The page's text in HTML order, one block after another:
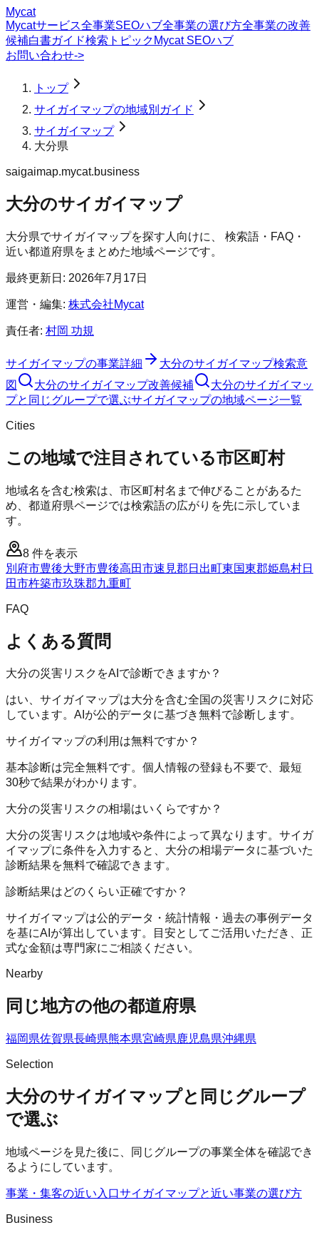
Mycat
Mycatサービス全事業SEOハブ全事業の選び方全事業の改善
候補白書ガイド検索トピック Mycat SEOハブ
お問い合わせ->
トップ
サイガイマップの地域別ガイド
サイガイマップ
大分県
saigaimap.mycat.business
大分のサイガイマップ
大分県でサイガイマップを探す人向けに、 検索語・FAQ・
近い都道府県をまとめた地域ページです。
最終更新日: 2026年7月17日
運営・編集: 株式会社Mycat
責任者: 村岡 功規
サイガイマップの事業詳細
大分のサイガイマップ検索意
図
大分のサイガイマップ改善候補
大分のサイガイマッ
プと同じグループで選ぶサイガイマップの地域ページ一覧
Cities
この地域で注目されている市区町村
地域名を含む検索は、市区町村名まで伸びることがあるた
め、都道府県ページでは検索語の広がりを先に示していま
す。
8 件を表示
別府市豊後大野市豊後高田市速見郡日出町東国東郡姫島村日
田市杵築市玖珠郡九重町
FAQ
よくある質問
大分の災害リスクをAIで診断できますか？
はい、サイガイマップは大分を含む全国の災害リスクに対応
しています。AIが公的データに基づき無料で診断します。
サイガイマップの利用は無料ですか？
基本診断は完全無料です。個人情報の登録も不要で、最短
30秒で結果がわかります。
大分の災害リスクの相場はいくらですか？
大分の災害リスクは地域や条件によって異なります。サイガ
イマップに条件を入力すると、大分の相場データに基づいた
診断結果を無料で確認できます。
診断結果はどのくらい正確ですか？
サイガイマップは公的データ・統計情報・過去の事例データ
を基にAIが算出しています。目安としてご活用いただき、正
式な金額は専門家にご相談ください。
Nearby
同じ地方の他の都道府県
福岡県佐賀県長崎県熊本県宮崎県鹿児島県沖縄県
Selection
大分のサイガイマップと同じグループ
で選ぶ
地域ページを見た後に、同じグループの事業全体を確認でき
るようにしています。
事業・集客の近い入口サイガイマップと近い事業の選び方
Business